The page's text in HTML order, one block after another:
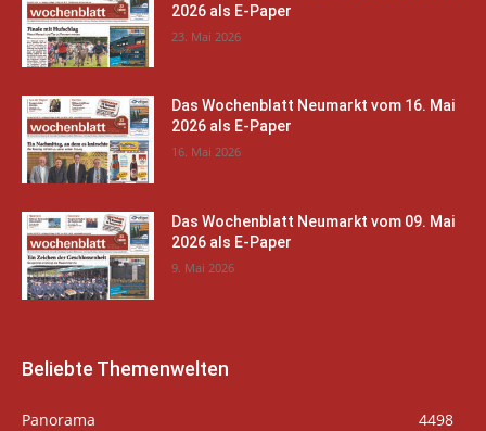
2026 als E-Paper
23. Mai 2026
Das Wochenblatt Neumarkt vom 16. Mai
2026 als E-Paper
16. Mai 2026
Das Wochenblatt Neumarkt vom 09. Mai
2026 als E-Paper
9. Mai 2026
Beliebte Themenwelten
Panorama
4498